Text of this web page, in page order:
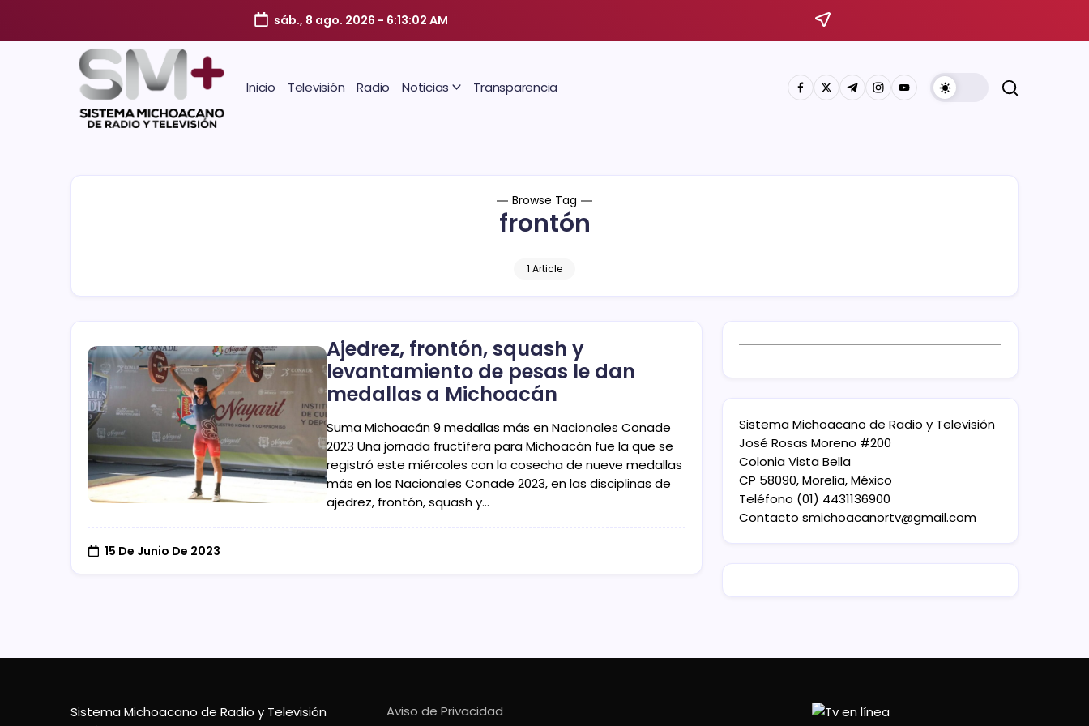
sáb., 8 ago. 2026 - 6:13:03 AM
Inicio Televisión Radio Noticias Transparencia
Browse Tag
frontón
1 Article
Ajedrez, frontón, squash y
levantamiento de pesas le dan
medallas a Michoacán
Suma Michoacán 9 medallas más en Nacionales Conade
2023 Una jornada fructífera para Michoacán fue la que se
registró este miércoles con la cosecha de nueve medallas
más en los Nacionales Conade 2023, en las disciplinas de
ajedrez, frontón, squash y…
15 De Junio De 2023
Sistema Michoacano de Radio y Televisión
José Rosas Moreno #200
Colonia Vista Bella
CP 58090, Morelia, México
Teléfono (01) 4431136900
Contacto smichoacanortv@gmail.com
Sistema Michoacano de Radio y Televisión
Aviso de Privacidad